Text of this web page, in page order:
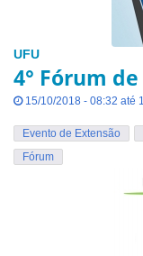
UFU
4° Fórum
15/10/2018 - 08:32 até
Evento de Extensão
Fórum